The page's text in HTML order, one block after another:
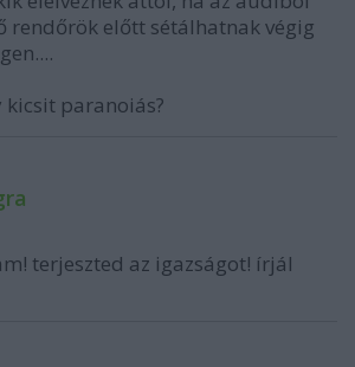
rendőrök előtt sétálhatnak végig
kicsit paranoiás?
terjeszted az igazságot! írjál